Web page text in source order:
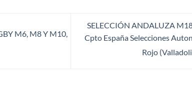
M6, M8 Y M10,
SELECCIÓN ANDALUZA
Cpto España Selecciones
Rojo